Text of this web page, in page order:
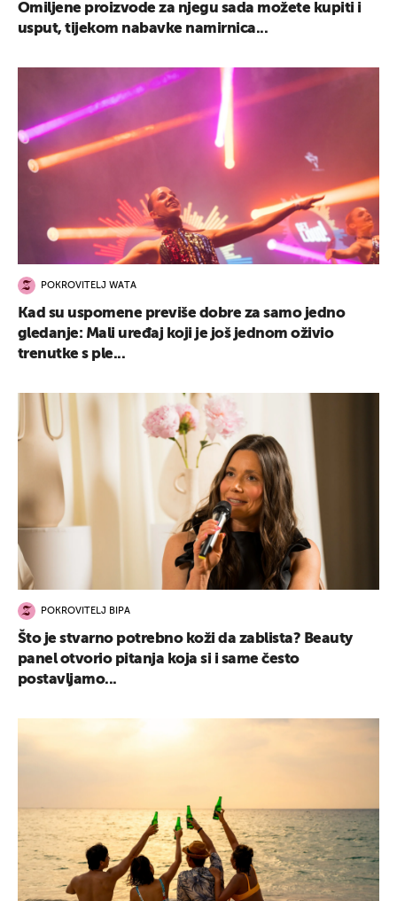
Omiljene proizvode za njegu sada možete kupiti i
usput, tijekom nabavke namirnica...
POKROVITELJ WATA
Kad su uspomene previše dobre za samo jedno
gledanje: Mali uređaj koji je još jednom oživio
trenutke s ple...
POKROVITELJ BIPA
Što je stvarno potrebno koži da zablista? Beauty
panel otvorio pitanja koja si i same često
postavljamo...